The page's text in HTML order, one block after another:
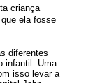
criança
ela fosse
diferentes
infantil. Uma
isso levar a